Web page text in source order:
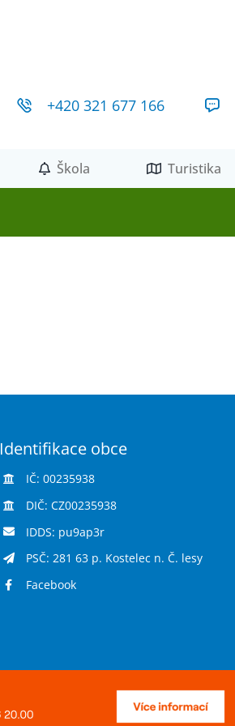
+420 321 677 166
Škola Turistika
Identifikace obce
IČ: 00235938
DIČ: CZ00235938
IDDS: pu9ap3r
PSČ: 281 63 p. Kostelec n. Č. lesy
Facebook